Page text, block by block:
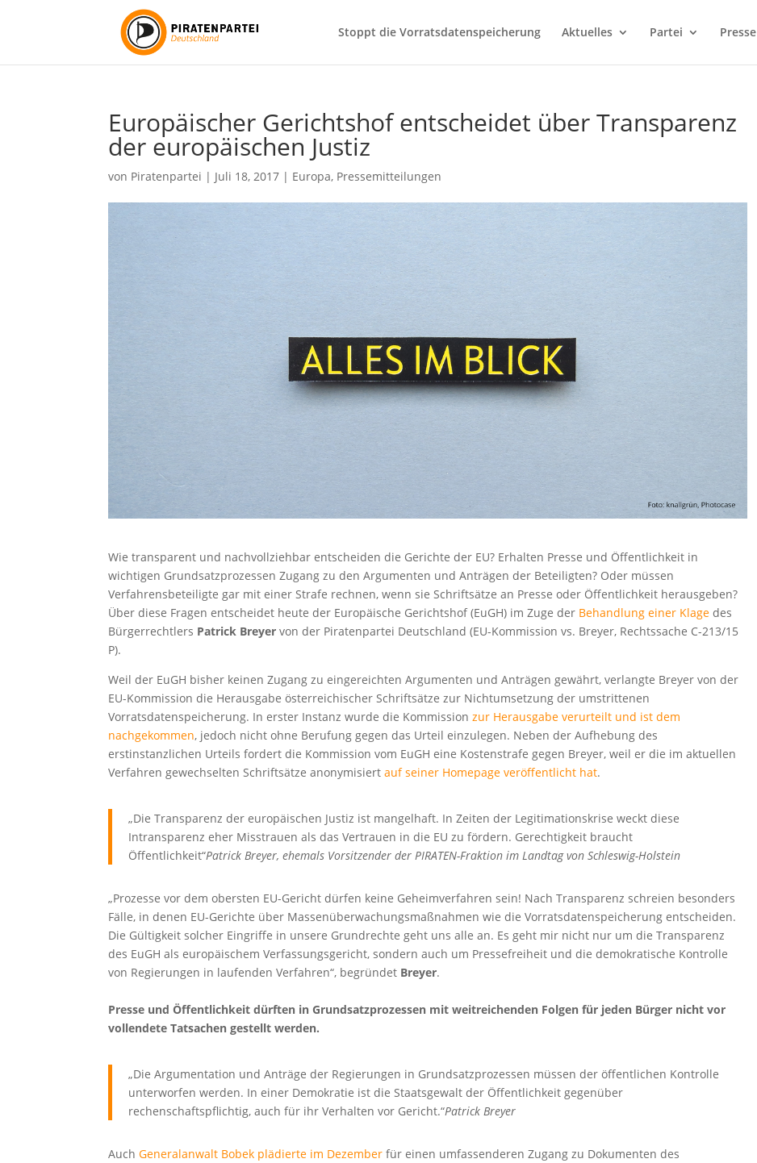
Stoppt die Vorratsdatenspeicherung Aktuelles Partei Presse
Europäischer Gerichtshof entscheidet über Transparenz
der europäischen Justiz
von Piratenpartei | Juli 18, 2017 | Europa, Pressemitteilungen
Wie transparent und nachvollziehbar entscheiden die Gerichte der EU? Erhalten Presse und Öffentlichkeit in
wichtigen Grundsatzprozessen Zugang zu den Argumenten und Anträgen der Beteiligten? Oder müssen
Verfahrensbeteiligte gar mit einer Strafe rechnen, wenn sie Schriftsätze an Presse oder Öffentlichkeit herausgeben?
Über diese Fragen entscheidet heute der Europäische Gerichtshof (EuGH) im Zuge der Behandlung einer Klage des
Bürgerrechtlers Patrick Breyer von der Piratenpartei Deutschland (EU-Kommission vs. Breyer, Rechtssache C-213/15
P).
Weil der EuGH bisher keinen Zugang zu eingereichten Argumenten und Anträgen gewährt, verlangte Breyer von der
EU-Kommission die Herausgabe österreichischer Schriftsätze zur Nichtumsetzung der umstrittenen
Vorratsdatenspeicherung. In erster Instanz wurde die Kommissionzur Herausgabe verurteilt und ist dem
nachgekommen, jedoch nicht ohne Berufung gegen das Urteil einzulegen. Neben der Aufhebung des
erstinstanzlichen Urteils fordert die Kommission vom EuGH eine Kostenstrafe gegen Breyer, weil er die im aktuellen
Verfahren gewechselten Schriftsätze anonymisiertauf seiner Homepage veröffentlicht hat.
„Die Transparenz der europäischen Justiz ist mangelhaft. In Zeiten der Legitimationskrise weckt diese
Intransparenz eher Misstrauen als das Vertrauen in die EU zu fördern. Gerechtigkeit braucht
Öffentlichkeit“Patrick Breyer, ehemals Vorsitzender der PIRATEN-Fraktion im Landtag von Schleswig-Holstein
„Prozesse vor dem obersten EU-Gericht dürfen keine Geheimverfahren sein! Nach Transparenz schreien besonders
Fälle, in denen EU-Gerichte über Massenüberwachungsmaßnahmen wie die Vorratsdatenspeicherung entscheiden.
Die Gültigkeit solcher Eingriffe in unsere Grundrechte geht uns alle an. Es geht mir nicht nur um die Transparenz
des EuGH als europäischem Verfassungsgericht, sondern auch um Pressefreiheit und die demokratische Kontrolle
von Regierungen in laufenden Verfahren“, begründet Breyer.
Presse und Öffentlichkeit dürften in Grundsatzprozessen mit weitreichenden Folgen für jeden Bürger nicht vor
vollendete Tatsachen gestellt werden.
„Die Argumentation und Anträge der Regierungen in Grundsatzprozessen müssen der öffentlichen Kontrolle
unterworfen werden. In einer Demokratie ist die Staatsgewalt der Öffentlichkeit gegenüber
rechenschaftspflichtig, auch für ihr Verhalten vor Gericht.“Patrick Breyer
AuchGeneralanwalt Bobek plädierte im Dezember für einen umfassenderen Zugang zu Dokumenten des